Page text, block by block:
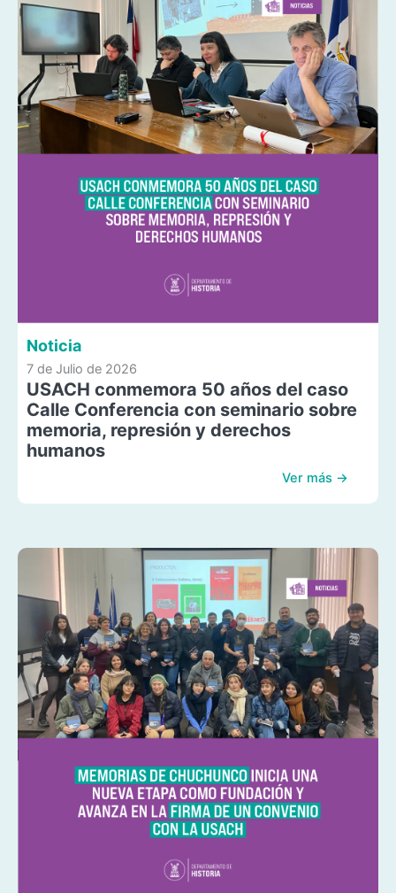
Noticia
7 de Julio de 2026
USACH conmemora 50 años del caso
Calle Conferencia con seminario sobre
memoria, represión y derechos
humanos
Ver más →